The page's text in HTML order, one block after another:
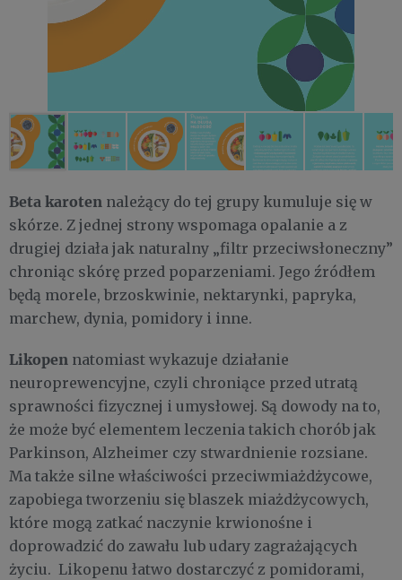
Beta karoten należący do tej grupy kumuluje się w
skórze. Z jednej strony wspomaga opalanie a z
drugiej działa jak naturalny „filtr przeciwsłoneczny”
chroniąc skórę przed poparzeniami. Jego źródłem
będą morele, brzoskwinie, nektarynki, papryka,
marchew, dynia, pomidory i inne.
Likopen natomiast wykazuje działanie
neuroprewencyjne, czyli chroniące przed utratą
sprawności fizycznej i umysłowej. Są dowody na to,
że może być elementem leczenia takich chorób jak
Parkinson, Alzheimer czy stwardnienie rozsiane.
Ma także silne właściwości przeciwmiażdżycowe,
zapobiega tworzeniu się blaszek miażdżycowych,
które mogą zatkać naczynie krwionośne i
doprowadzić do zawału lub udary zagrażających
życiu. Likopenu łatwo dostarczyć z pomidorami,